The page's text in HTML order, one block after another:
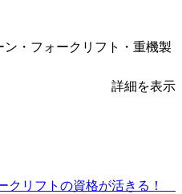
・フォークリフト・重機製
詳細を表示